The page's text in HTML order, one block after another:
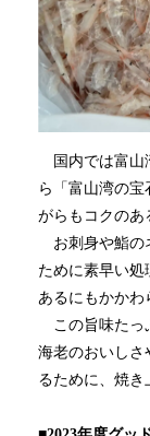
国内では富山
ら「富山湾の
がらもコクのあ
お刺身や鮨の
ために素早い
あるにもかかわ
この旨味たっ
海老のおいしさ
るために、焼き